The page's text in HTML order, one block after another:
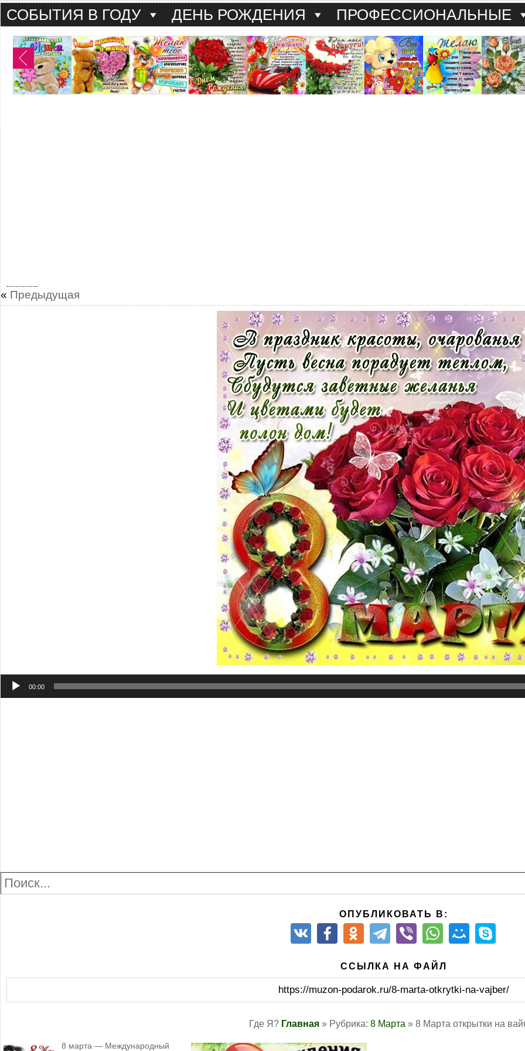
СОБЫТИЯ В ГОДУ ДЕНЬ РОЖДЕНИЯ ПРОФЕССИОНАЛЬНЫЕ
« Предыдущая
Аудиоплеер
00:00
Озаренных весенним солнышком и беззаботностью женщин, поздравляем с Международным женским днем!
состояния, признания, заботливых объятий и внимания! Ослепительной красоты, душевного тепла и мира, успехов в
В Международный женский день я от чистого сердца спешу тебя поздравить и пожелать лёгких и творческих
занимательных дел, ярких и добрых эмоций, счастливых и светлых надежд, неугасимой и сногсшибательной
Дорогие женщины! Примите искренние поздравления с Международным женским днем! Пусть весна всегда цветет в
мгновений в жизни! Пускай Любовь исполняет ваши сердца и от этого святого чувства треснет самый толстый лед
Милые, очаровательные, прекрасные, замечательные наши дамы! Поздравляем с наступившей весной и желаем
заставлять улыбаться и сочинять для вас стихи. Будьте счастливы и любимы. Пусть каждый день дарит море
развеять тоску, растопить твое сердце и вызвать улыбку на лице. Получай колоссальный опыт, стремись быть
ОПУБЛИКОВАТЬ В:
ССЫЛКА НА ФАЙЛ
https://muzon-podarok.ru/8-marta-otkrytki-na-vajber/
Где Я? Главная» Рубрика: 8 Марта » 8 Марта открытки на
8 марта — Международный